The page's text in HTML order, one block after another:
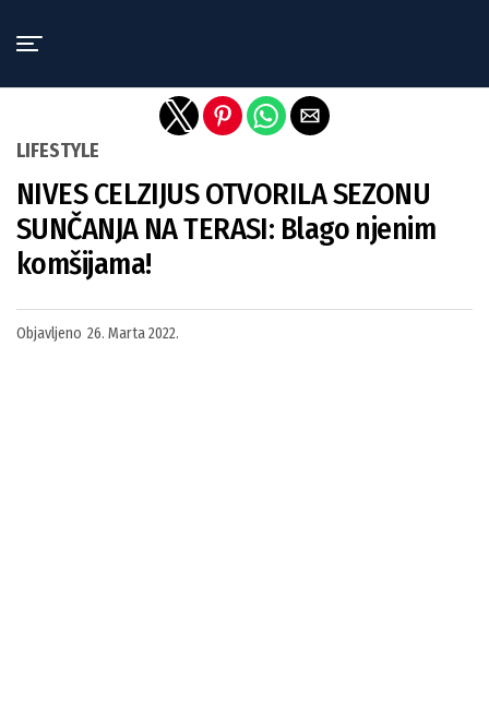
LIFESTYLE
NIVES CELZIJUS OTVORILA SEZONU
SUNČANJA NA TERASI: Blago njenim
komšijama!
Objavljeno 26. Marta 2022.